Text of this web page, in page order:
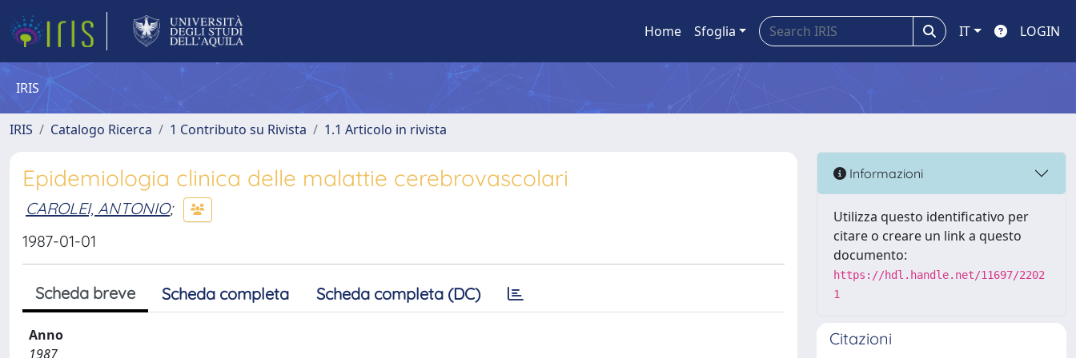
Home Sfoglia IT LOGIN
IRIS
IRIS Catalogo Ricerca 1 Contributo su Rivista 1.1 Articolo in rivista
Epidemiologia clinica delle malattie cerebrovascolari
CAROLEI, ANTONIO;
1987-01-01
Scheda breve Scheda completa Scheda completa (DC)
Anno
1987
Informazioni
Utilizza questo identificativo per
citare o creare un link a questo
documento:
https://hdl.handle.net/11697/2202
1
Citazioni